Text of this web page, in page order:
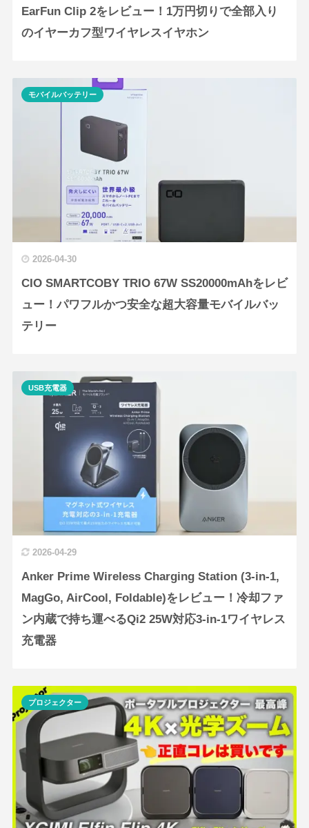
EarFun Clip 2をレビュー！1万円切りで全部入り
のイヤーカフ型ワイヤレスイヤホン
2026-04-30
CIO SMARTCOBY TRIO 67W SS20000mAhをレビ
ュー！パワフルかつ安全な超大容量モバイルバッ
テリー
モバイルバッテリー
2026-04-29
Anker Prime Wireless Charging Station (3-in-1,
MagGo, AirCool, Foldable)をレビュー！冷却ファ
ン内蔵で持ち運べるQi2 25W対応3-in-1ワイヤレス
充電器
USB充電器
プロジェクター